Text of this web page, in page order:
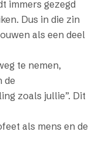
immers gezegd
Dus in die zin
als een deel
te nemen,
de
zoals jullie”. Dit
als mens en de